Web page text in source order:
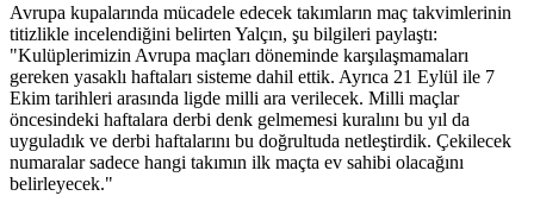
Avrupa kupalarında mücadele edecek takımların maç takvimlerinin
titizlikle incelendiğini belirten Yalçın, şu bilgileri paylaştı:
"Kulüplerimizin Avrupa maçları döneminde karşılaşmamaları
gereken yasaklı haftaları sisteme dahil ettik. Ayrıca 21 Eylül ile 7
Ekim tarihleri arasında ligde milli ara verilecek. Milli maçlar
öncesindeki haftalara derbi denk gelmemesi kuralını bu yıl da
uyguladık ve derbi haftalarını bu doğrultuda netleştirdik. Çekilecek
numaralar sadece hangi takımın ilk maçta ev sahibi olacağını
belirleyecek."